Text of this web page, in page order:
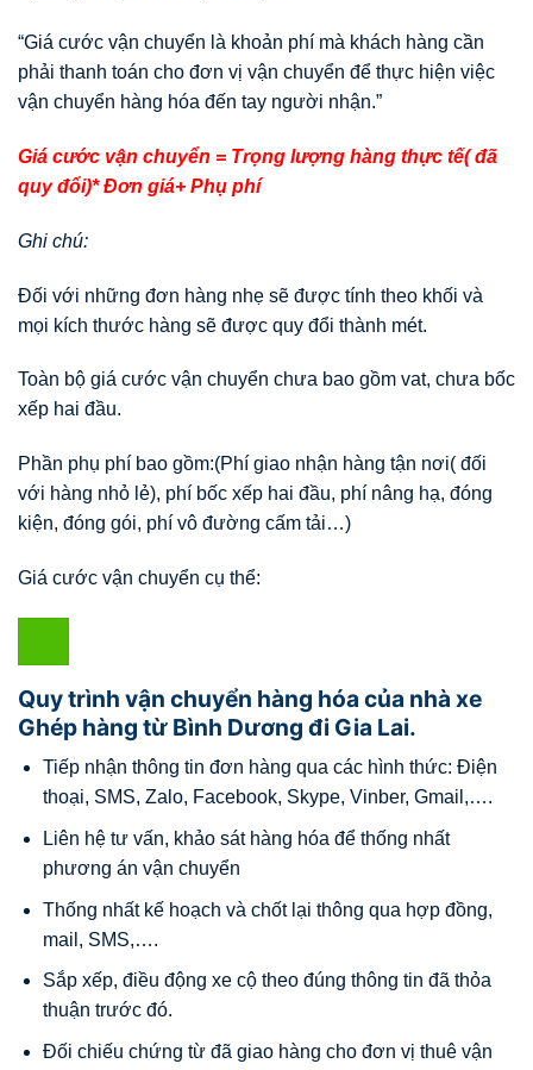
“Giá cước vận chuyển là khoản phí mà khách hàng cần
phải thanh toán cho đơn vị vận chuyển để thực hiện việc
vận chuyển hàng hóa đến tay người nhận.”
Giá cước vận chuyển = Trọng lượng hàng thực tế( đã
quy đổi)* Đơn giá+ Phụ phí
Ghi chú:
Đối với những đơn hàng nhẹ sẽ được tính theo khối và
mọi kích thước hàng sẽ được quy đổi thành mét.
Toàn bộ giá cước vận chuyển chưa bao gồm vat, chưa bốc
xếp hai đầu.
Phần phụ phí bao gồm:(Phí giao nhận hàng tận nơi( đối
với hàng nhỏ lẻ), phí bốc xếp hai đầu, phí nâng hạ, đóng
kiện, đóng gói, phí vô đường cấm tải…)
Giá cước vận chuyển cụ thể:
Quy trình vận chuyển hàng hóa của nhà xe
Ghép hàng từ Bình Dương đi Gia Lai.
Tiếp nhận thông tin đơn hàng qua các hình thức: Điện
thoại, SMS, Zalo, Facebook, Skype, Vinber, Gmail,….
Liên hệ tư vấn, khảo sát hàng hóa để thống nhất
phương án vận chuyển
Thống nhất kế hoạch và chốt lại thông qua hợp đồng,
mail, SMS,….
Sắp xếp, điều động xe cộ theo đúng thông tin đã thỏa
thuận trước đó.
Đối chiếu chứng từ đã giao hàng cho đơn vị thuê vận